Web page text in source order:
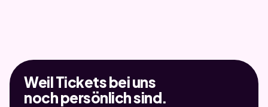
Weil Tickets bei uns
noch persönlich sind.